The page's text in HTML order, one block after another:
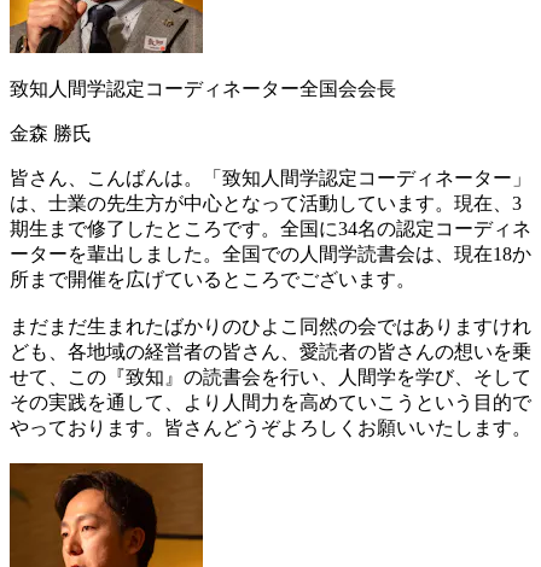
致知人間学認定コーディネーター全国会会長
金森 勝氏
皆さん、こんばんは。「致知人間学認定コーディネーター」
は、士業の先生方が中心となって活動しています。現在、3
期生まで修了したところです。全国に34名の認定コーディネ
ーターを輩出しました。全国での人間学読書会は、現在18か
所まで開催を広げているところでございます。
まだまだ生まれたばかりのひよこ同然の会ではありますけれ
ども、各地域の経営者の皆さん、愛読者の皆さんの想いを乗
せて、この『致知』の読書会を行い、人間学を学び、そして
その実践を通して、より人間力を高めていこうという目的で
やっております。皆さんどうぞよろしくお願いいたします。